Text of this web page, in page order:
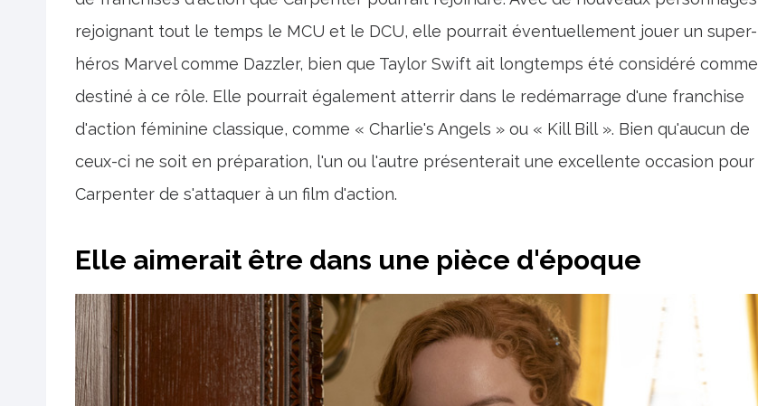
rejoignant tout le temps le MCU et le DCU, elle pourrait éventuellement jouer un super-
héros Marvel comme Dazzler, bien que Taylor Swift ait longtemps été considéré comme
destiné à ce rôle. Elle pourrait également atterrir dans le redémarrage d'une franchise
d'action féminine classique, comme « Charlie's Angels » ou « Kill Bill ». Bien qu'aucun de
ceux-ci ne soit en préparation, l'un ou l'autre présenterait une excellente occasion pour
Carpenter de s'attaquer à un film d'action.
Elle aimerait être dans une pièce d'époque